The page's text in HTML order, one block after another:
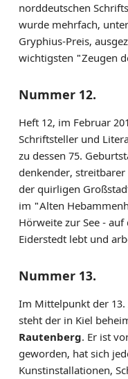
norddeutschen
wurde mehrfach,
Gryphius-Preis,
wichtigsten "Zeugen
Nummer 12.
Heft 12, im Februar
Schriftsteller und
zu dessen 75.
denkender, streitbarer
der quirligen
im "Alten
Hörweite zur See -
Eiderstedt lebt und
Nummer 13.
Im Mittelpunkt der 13.
steht der in Kiel
Rautenberg. Er ist
geworden, hat sich
Kunstinstallationen,